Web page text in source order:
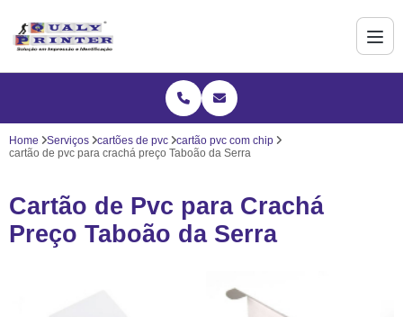
Home Serviços cartões de pvc
cartão pvc com chip
cartão de pvc para crachá preço Taboão da Serra
Cartão de Pvc para Crachá
Preço Taboão da Serra